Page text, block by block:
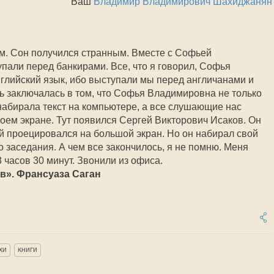
Сон получился странным. Вместе с Софьей
перед банкирами. Все, что я говорил, Софья
язык, ибо выступали мы перед англичанами и
заключалась в том, что Софья Владимировна не только
текст на компьютере, а все слушающие нас
экране. Тут появился Сергей Викторович Исаков. Он
проецировался на большой экран. Но он набирал свой
заседания. А чем все закончилось, я не помню. Меня
30 минут. Звонили из офиса.
Франсуаза Саган
книги